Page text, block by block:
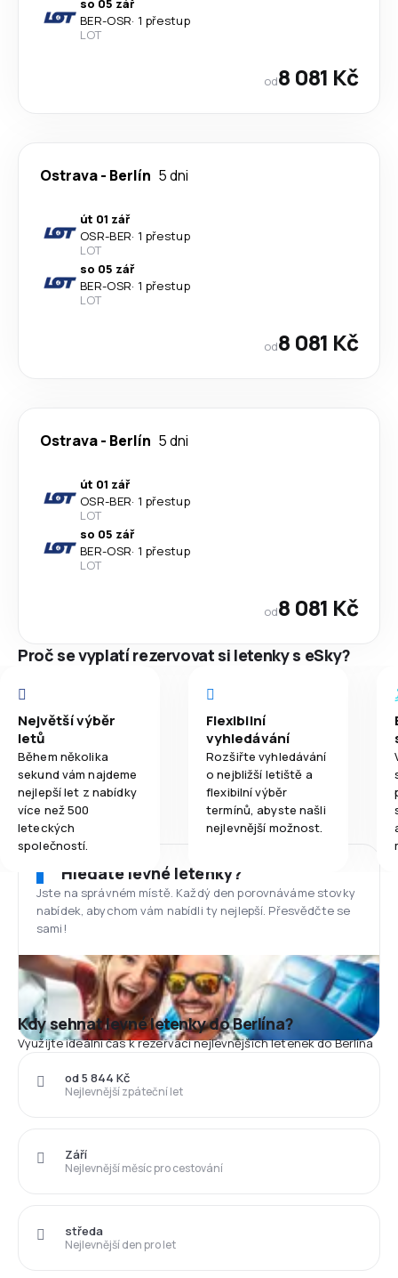
so 05 zář
BER-OSR· 1 přestup
LOT
od8 081 Kč
Ostrava- Berlín 5 dni
út 01 zář
OSR-BER· 1 přestup
LOT
so 05 zář
BER-OSR· 1 přestup
LOT
od8 081 Kč
Ostrava- Berlín 5 dni
út 01 zář
OSR-BER· 1 přestup
LOT
so 05 zář
BER-OSR· 1 přestup
LOT
od8 081 Kč
Proč se vyplatí rezervovat si letenky s eSky?
Největší výběr
letů
Během několika
sekund vám najdeme
nejlepší let z nabídky
více než 500
leteckých
společností.
Flexibilní
vyhledávání
Rozšiřte vyhledávání
o nejbližší letiště a
flexibilní výběr
termínů, abyste našli
nejlevnější možnost.
Hledáte levné letenky?
Jste na správném místě. Každý den porovnáváme stovky
nabídek, abychom vám nabídli ty nejlepší. Přesvědčte se
sami!
Kdy sehnat levné letenky do Berlína?
Využijte ideální čas k rezervaci nejlevnějších letenek do Berlína
Nejlevnější zpáteční let
od 5 844 Kč
Nejlevnější měsíc pro cestování
Září
Nejlevnější den pro let
středa